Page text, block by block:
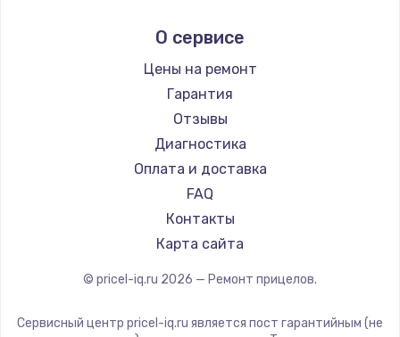
Ремонт прицелов Guide
Ремонт прицелов NNPO
Ремонт прицелов Taigan
Ремонт прицелов Thermal Scope
Ремонт прицелов ConoTech
Ремонт прицелов Легат
Ремонт прицелов Athlon
Nikko
Artelv
Hakko
HALES
Leica
Vector Optics
Carl Zeiss
Zeiss
AGM Global Vision
О сервисе
Цены на ремонт
Гарантия
Отзывы
Диагностика
Оплата и доставка
FAQ
Контакты
Карта сайта
© pricel-iq.ru 2026 — Ремонт прицелов.
Сервисный центр pricel-iq.ru является пост гарантийным (не